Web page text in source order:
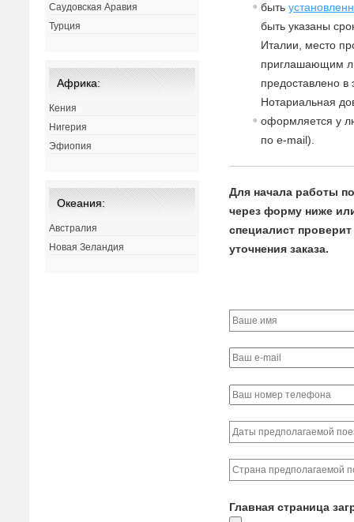
бытьустанов
быть указаны
Италии, место
приглашающим
предоставлено в
Нотариальная до
оформляется у
по e-mail).
Для начала работы
через форму ниже
специалист
уточнения заказа.
Главная страница
Саудовская Аравия
Турция
Африка:
Кения
Нигерия
Эфиопия
Океания:
Австралия
Новая Зеландия